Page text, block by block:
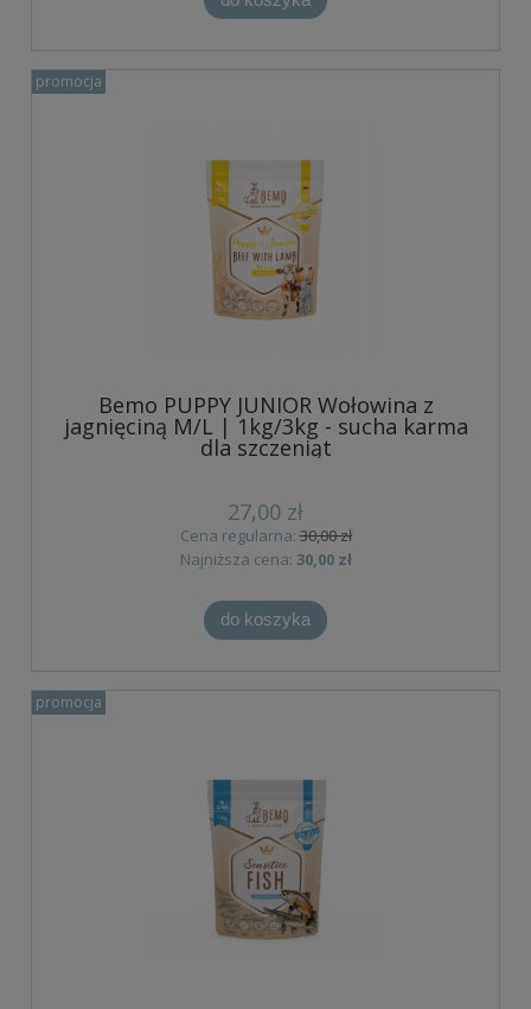
Bemo PUPPY JUNIOR Wołowina z
jagnięciną M/L | 1kg/3kg - sucha karma
dla szczeniąt
27,00 zł
Cena regularna:30,00 zł
Najniższa cena: 30,00 zł
do koszyka
promocja
promocja